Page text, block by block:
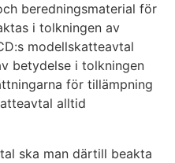
beredningsmaterial för
i tolkningen av
modellskatteavtal
betydelse i tolkningen
för tillämpning
alltid
ska man därtill beakta